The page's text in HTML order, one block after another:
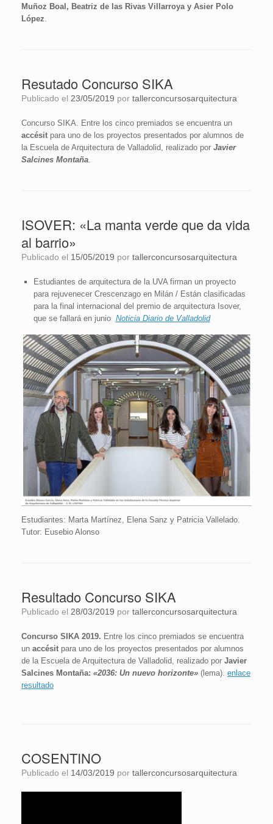
Muñoz Boal, Beatriz de las Rivas Villarroya y Asier Polo
López.
Resutado Concurso SIKA
Publicado el 23/05/2019 por tallerconcursosarquitectura
Concurso SIKA. Entre los cinco premiados se encuentra un
accésit para uno de los proyectos presentados por alumnos de
la Escuela de Arquitectura de Valladolid, realizado por Javier
Salcines Montaña.
ISOVER: «La manta verde que da vida
al barrio»
Publicado el 15/05/2019 por tallerconcursosarquitectura
Estudiantes de arquitectura de la UVA firman un proyecto
para rejuvenecer Crescenzago en Milán / Están clasificadas
para la final internacional del premio de arquitectura Isover,
que se fallará en junio Noticia Diario de Valladolid
Estudiantes: Marta Martínez, Elena Sanz y Patricia Vallelado.
Tutor: Eusebio Alonso
Resultado Concurso SIKA
Publicado el 28/03/2019 por tallerconcursosarquitectura
Concurso SIKA 2019. Entre los cinco premiados se encuentra
un accésit para uno de los proyectos presentados por alumnos
de la Escuela de Arquitectura de Valladolid, realizado por Javier
Salcines Montaña: «2036: Un nuevo horizonte» (lema). enlace
resultado
COSENTINO
Publicado el 14/03/2019 por tallerconcursosarquitectura